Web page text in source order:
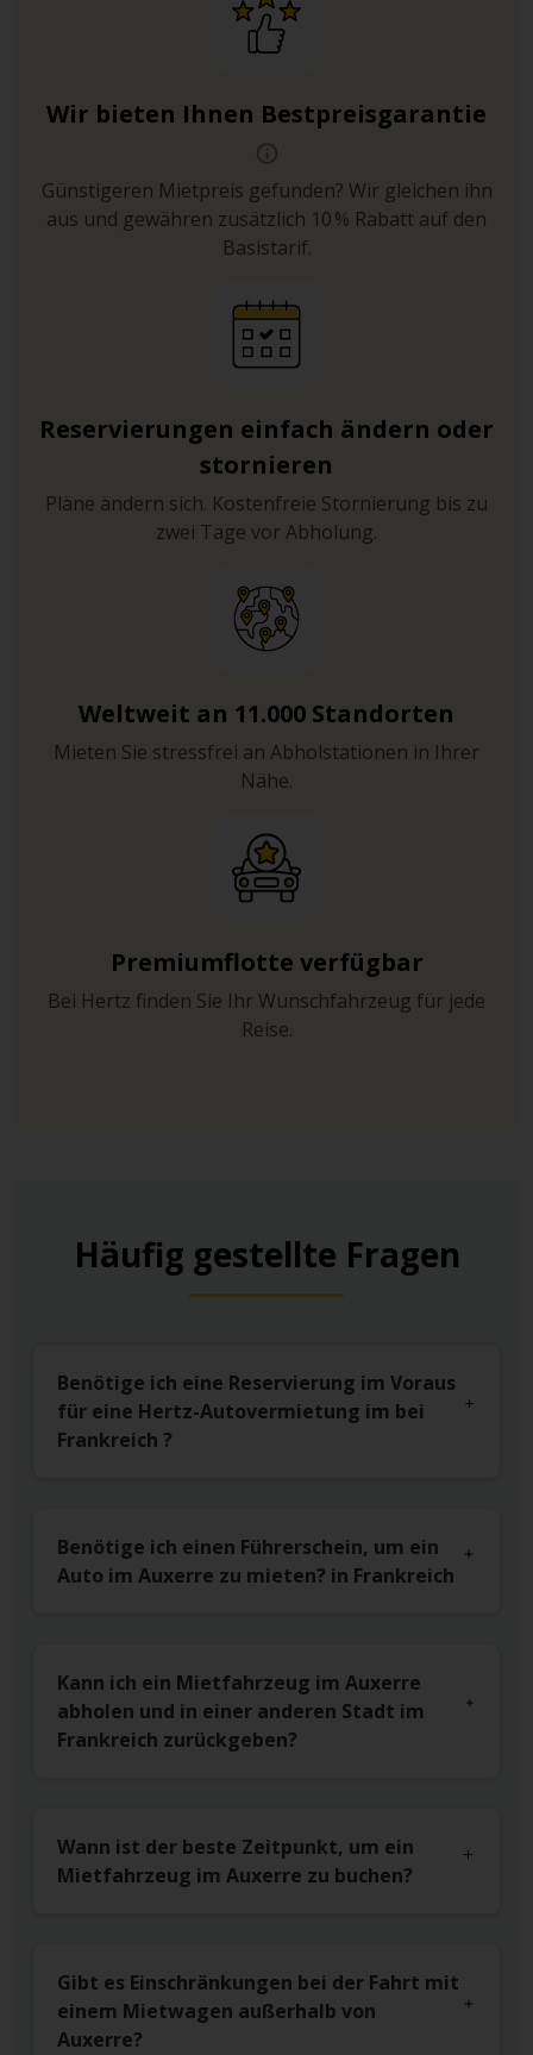
Wir bieten Ihnen Bestpreisgarantie
Günstigeren Mietpreis gefunden? Wir gleichen ihn
aus und gewähren zusätzlich 10 % Rabatt auf den
Basistarif.
Reservierungen einfach ändern oder
stornieren
Pläne ändern sich. Kostenfreie Stornierung bis zu
zwei Tage vor Abholung.
Weltweit an 11.000 Standorten
Mieten Sie stressfrei an Abholstationen in Ihrer
Nähe.
Premiumflotte verfügbar
Bei Hertz finden Sie Ihr Wunschfahrzeug für jede
Reise.
Häufig gestellte Fragen
Benötige ich eine Reservierung im Voraus
für eine Hertz-Autovermietung im bei
Frankreich ?
Benötige ich einen Führerschein, um ein
Auto im Auxerre zu mieten? in Frankreich
Kann ich ein Mietfahrzeug im Auxerre
abholen und in einer anderen Stadt im
Frankreich zurückgeben?
Wann ist der beste Zeitpunkt, um ein
Mietfahrzeug im Auxerre zu buchen?
Gibt es Einschränkungen bei der Fahrt mit
einem Mietwagen außerhalb von
Auxerre?